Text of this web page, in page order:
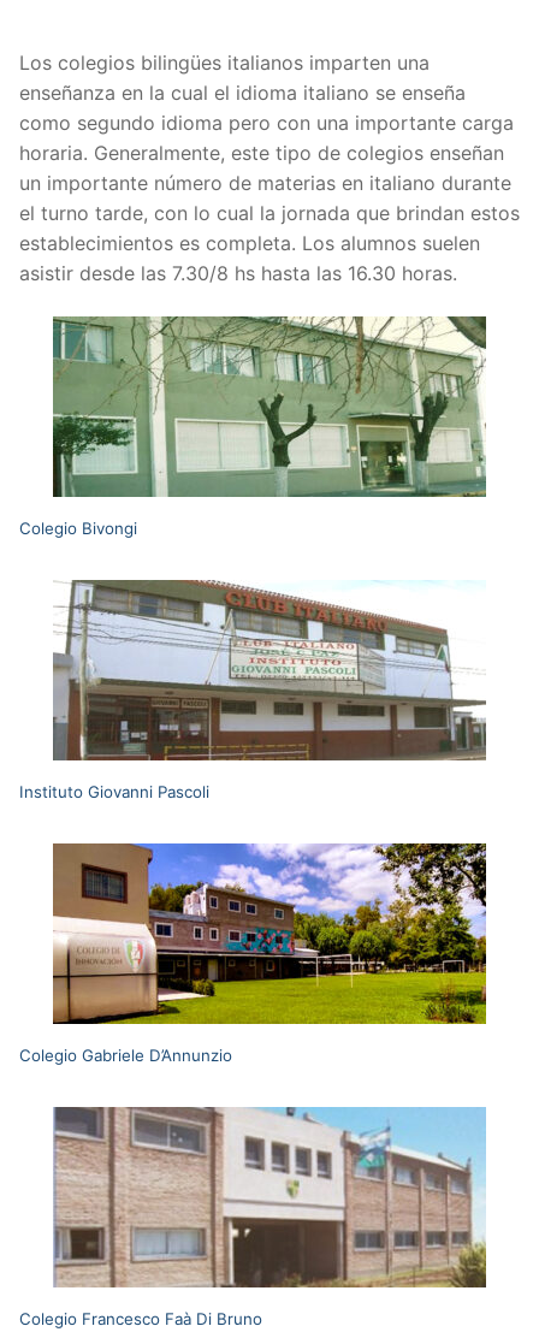
Los colegios bilingües italianos imparten una
enseñanza en la cual el idioma italiano se enseña
como segundo idioma pero con una importante carga
horaria. Generalmente, este tipo de colegios enseñan
un importante número de materias en italiano durante
el turno tarde, con lo cual la jornada que brindan estos
establecimientos es completa. Los alumnos suelen
asistir desde las 7.30/8 hs hasta las 16.30 horas.
Colegio Bivongi
Instituto Giovanni Pascoli
Colegio Gabriele D’Annunzio
Colegio Francesco Faà Di Bruno